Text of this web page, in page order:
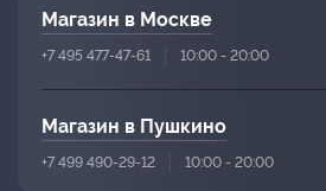
Магазин в Москве
+7 495 477-47-61 10:00 - 20:00
Магазин в Пушкино
+7 499 490-29-12 10:00 - 20:00